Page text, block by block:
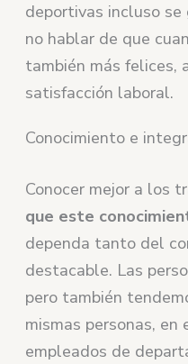
deportivas incluso se
no hablar de que
también más felices,
satisfacción laboral.
Conocimiento e
Conocer mejor a los
que este
dependa tanto del
destacable. Las
pero también
mismas personas,
empleados de